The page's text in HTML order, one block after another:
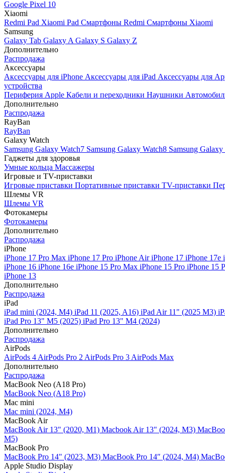
Google Pixel 10
Xiaomi
Redmi Pad Xiaomi Pad Смартфоны Redmi Смартфоны Xiaomi
Samsung
Galaxy Tab Galaxy A Galaxy S Galaxy Z
Дополнительно
Распродажа
Аксессуары
Аксессуары для iPhone Аксессуары для iPad Аксессуары для
устройства
Периферия Apple Кабели и переходники Наушники
Дополнительно
Распродажа
RayBan
RayBan
Galaxy Watch
Samsung Galaxy Watch7 Samsung Galaxy Watch8 Samsung
Гаджеты для здоровья
Умные кольца Массажеры
Игровые и TV-приставки
Игровые приставки Портативные приставки TV-приставки
Шлемы VR
Шлемы VR
Фотокамеры
Фотокамеры
Дополнительно
Распродажа
iPhone
iPhone 17 Pro Max iPhone 17 Pro iPhone AiriPhone 17 iPhone 17e
iPhone 16 iPhone 16e iPhone 15 Pro Max iPhone 15 Pro iPhone 15
iPhone 13
Дополнительно
Распродажа
iPad
iPad mini (2024, M4) iPad 11 (2025, A16) iPad Air 11" (2025 M3)
iPad Pro 13" M5 (2025) iPad Pro 13" M4 (2024)
Дополнительно
Распродажа
AirPods
AirPods 4 AirPods Pro 2 AirPods Pro 3 AirPods Max
Дополнительно
Распродажа
MacBook Neo (A18 Pro)
MacBook Neo (A18 Pro)
Mac mini
Mac mini (2024, M4)
MacBook Air
MacBook Air 13" (2020, M1) Macbook Air 13" (2024, M3)
M5)
MacBook Pro
MacBook Pro 14" (2023, M3) MacBook Pro 14″ (2024, M4)
Apple Studio Display